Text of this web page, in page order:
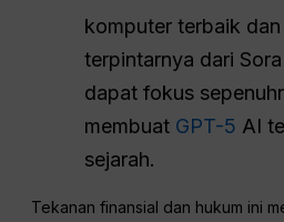
komputer terbaik
terpintarnya dari
dapat fokus
membuat GPT-5 AI
sejarah.
Tekanan finansial dan hukum ini